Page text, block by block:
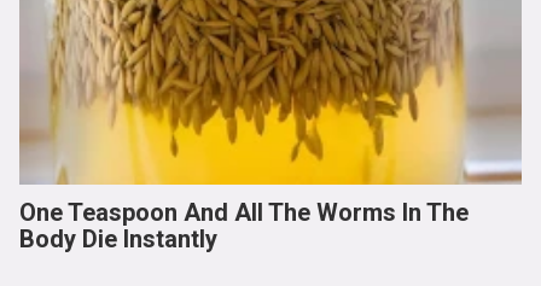
One Teaspoon And All The Worms In The
Body Die Instantly